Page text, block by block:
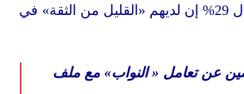
«القليل من الثقة» في
«النواب»مع ملف